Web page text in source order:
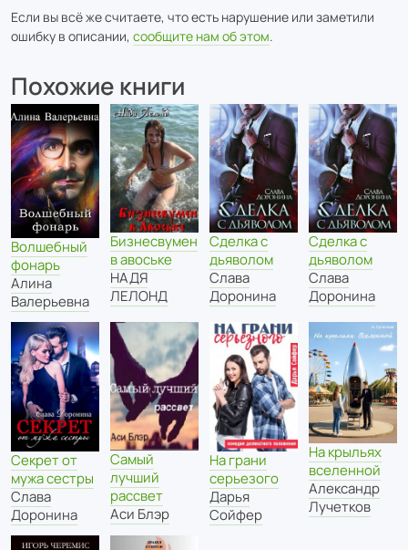
Если вы всё же считаете, что есть нарушение или заметили
ошибку в описании, сообщите нам об этом.
Похожие книги
Волшебный
фонарь
Алина
Валерьевна
Бизнесвумен
в авоське
НАДЯ
ЛЕЛОНД
Сделка с
дьяволом
Слава
Доронина
Сделка с
дьяволом
Слава
Доронина
Секрет от
мужа сестры
Слава
Доронина
Самый
лучший
рассвет
Аси Блэр
На грани
серьезого
Дарья
Сойфер
На крыльях
вселенной
Александр
Лучетков